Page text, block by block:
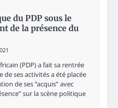
du PDP sous le
de la présence du
(PDP) a fait sa rentrée
de ses activités a été placée
de ses “acquis” avec
sur la scène politique